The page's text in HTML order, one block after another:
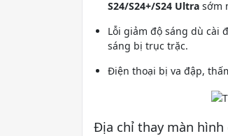
S24/S24+/S24 Ultra sớm
Lỗi giảm độ sáng dù cài
sáng bị trục trặc.
Điện thoại bị va đập,
Địa chỉ thay màn hình